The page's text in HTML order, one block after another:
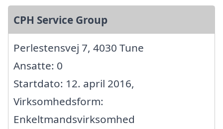
CPH Service Group
Perlestensvej 7, 4030 Tune
Ansatte: 0
Startdato: 12. april 2016,
Virksomhedsform:
Enkeltmandsvirksomhed